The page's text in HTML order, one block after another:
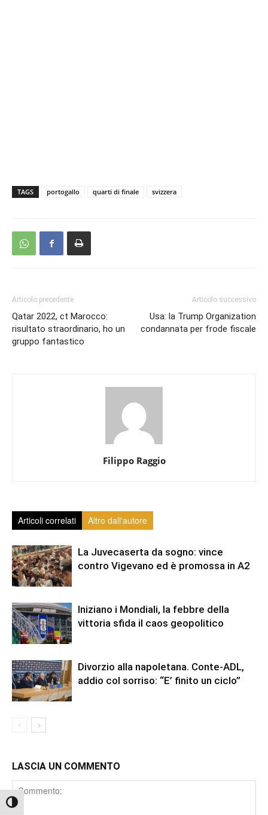
Attiva/disattiva alto contrasto
TAGS portogallo quarti di finale svizzera
Articolo precedente
Qatar 2022, ct Marocco:
risultato straordinario, ho un
gruppo fantastico
Articolo successivo
Usa: la Trump Organization
condannata per frode fiscale
Filippo Raggio
Articoli correlati Altro dall'autore
La Juvecaserta da sogno: vince
contro Vigevano ed è promossa in A2
Iniziano i Mondiali, la febbre della
vittoria sfida il caos geopolitico
Divorzio alla napoletana. Conte-ADL,
addio col sorriso: “E’ finito un ciclo”
LASCIA UN COMMENTO
Comment